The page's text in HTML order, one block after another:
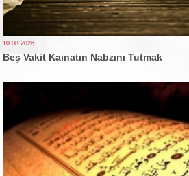
10.08.2026
Beş Vakit Kainatın Nabzını Tutmak